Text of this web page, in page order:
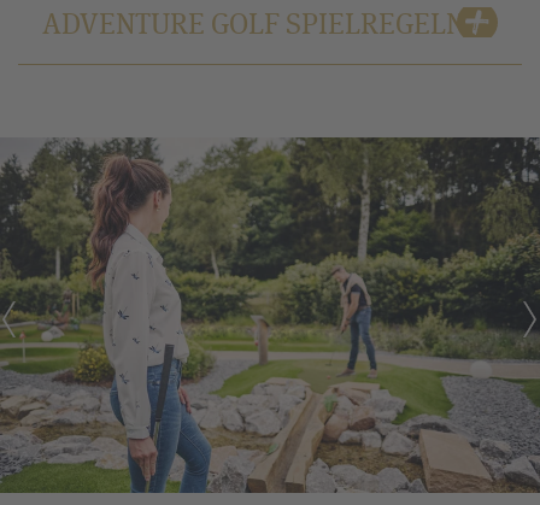
ADVENTURE GOLF SPIELREGELN